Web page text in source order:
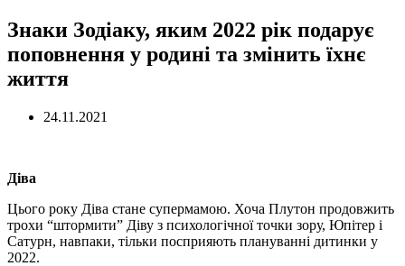
Знаки Зодіаку, яким 2022 рік подарує
поповнення у родині та змінить їхнє
життя
24.11.2021
Діва
Цього року Діва стане супермамою. Хоча Плутон продовжить
трохи “штормити” Діву з психологічної точки зору, Юпітер і
Сатурн, навпаки, тільки посприяють плануванні дитинки у
2022.